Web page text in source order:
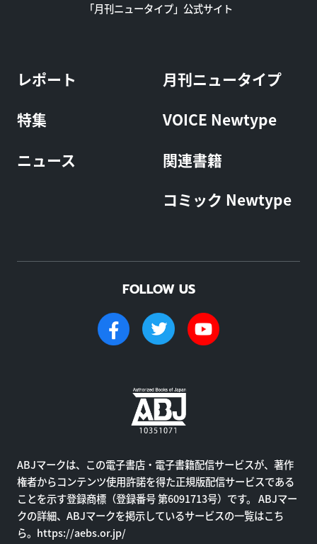
「月刊ニュータイプ」公式サイト
レポート
特集
ニュース
月刊ニュータイプ
VOICE Newtype
関連書籍
コミック Newtype
FOLLOW US
ABJマークは、この電子書店・電子書籍配信サービスが、著作
権者からコンテンツ使用許諾を得た正規版配信サービスである
ことを示す登録商標（登録番号 第6091713号）です。 ABJマー
クの詳細、ABJマークを掲示しているサービスの一覧はこち
ら。 https://aebs.or.jp/